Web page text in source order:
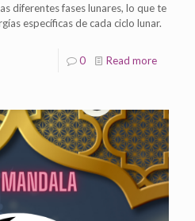
diferentes fases lunares, lo que te
específicas de cada ciclo lunar.
0 Read more